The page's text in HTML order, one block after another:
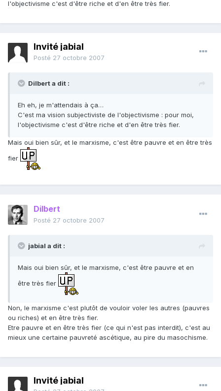
l'objectivisme c'est d'être riche et d'en être très fier.
Invité jabial
Posté 27 octobre 2007
Dilbert a dit :
Eh eh, je m'attendais à ça…
C'est ma vision subjectiviste de l'objectivisme : pour moi,
l'objectivisme c'est d'être riche et d'en être très fier.
Mais oui bien sûr, et le marxisme, c'est être pauvre et en être très
fier
Dilbert
Posté 27 octobre 2007
jabial a dit :
Mais oui bien sûr, et le marxisme, c'est être pauvre et en
être très fier
Non, le marxisme c'est plutôt de vouloir voler les autres (pauvres
ou riches) et en être très fier.
Etre pauvre et en être très fier (ce qui n'est pas interdit), c'est au
mieux une certaine pauvreté ascétique, au pire du masochisme.
Invité jabial